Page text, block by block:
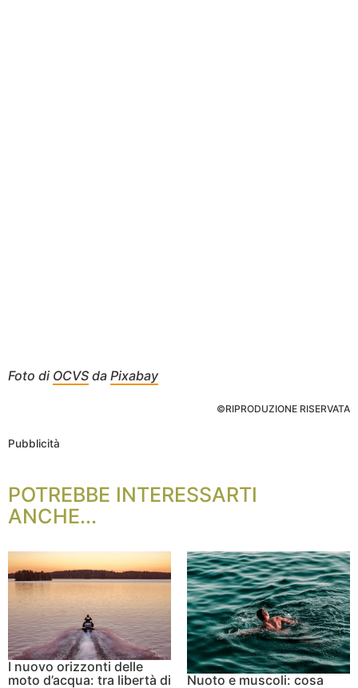
Foto di OCVS da Pixabay
©RIPRODUZIONE RISERVATA
Pubblicità
POTREBBE INTERESSARTI
ANCHE...
I nuovo orizzonti delle
moto d’acqua: tra libertà di
Nuoto e muscoli: cosa